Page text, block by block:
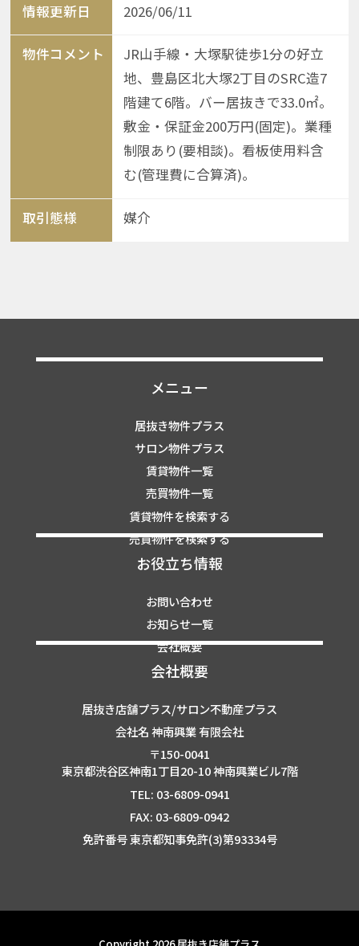
情報更新日 2026/06/11
物件コメント
JR山手線・大塚駅徒歩1分の好立
地、豊島区北大塚2丁目のSRC造7
階建て6階。バー居抜きで33.0㎡。
敷金・保証金200万円(固定)。業種
制限あり(要相談)。看板使用料含
む(管理費に合算済)。
取引態様 媒介
メニュー
居抜き物件プラス
サロン物件プラス
賃貸物件一覧
売買物件一覧
賃貸物件を検索する
売買物件を検索する
お役立ち情報
お問い合わせ
お知らせ一覧
会社概要
会社概要
居抜き店舗プラス/サロン不動産プラス
会社名 神南興業 有限会社
〒150-0041
東京都渋谷区神南1丁目20-10 神南興業ビル7階
TEL: 03-6809-0941
FAX: 03-6809-0942
免許番号 東京都知事免許(3)第93334号